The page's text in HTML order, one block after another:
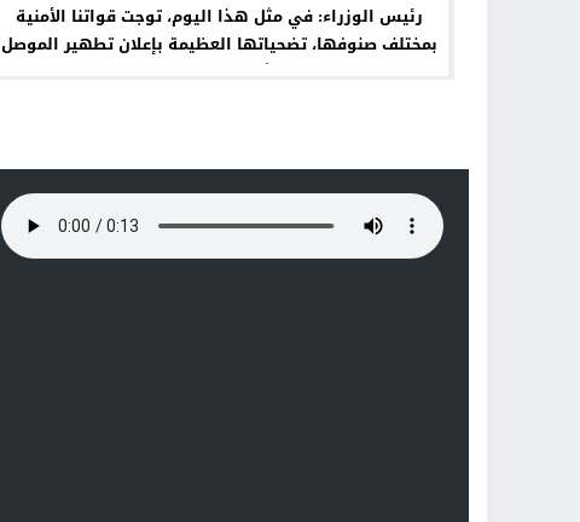
رئيس الوزراء: في مثل هذا اليوم، توجت قواتنا الأمنية
بمختلف صنوفها، تضحياتها العظيمة بإعلان تطهير الموصل
من دنس عصابات داعش الإرهابية، وهزيمة قوى الإرهاب